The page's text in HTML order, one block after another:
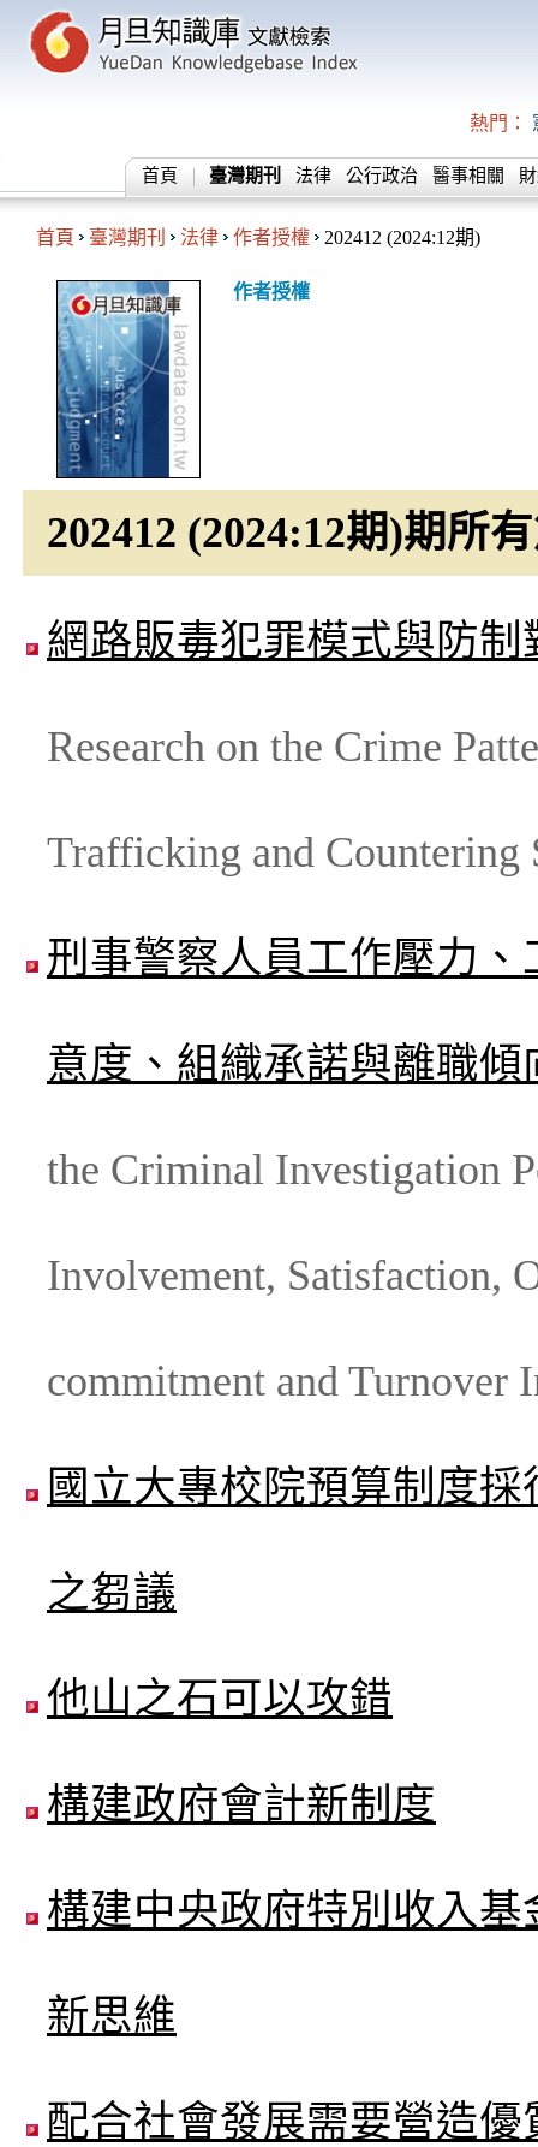
熱門：
首頁 臺灣期刊 法律 公行政治 醫事相關
首頁 臺灣期刊 法律 作者授權 202412 (2024:12期)
作者授權
202412 (2024:12期)期所
網路販毒犯罪模式與防制
Research on the Crime
Trafficking and Countering
刑事警察人員工作壓力
意度、組織承諾與離職傾
the Criminal Investigation
Involvement, Satisfaction,
commitment and Turnover
國立大專校院預算制度
之芻議
他山之石可以攻錯
構建政府會計新制度
構建中央政府特別收入
新思維
配合社會發展需要營造優